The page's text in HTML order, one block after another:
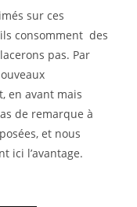
sur ces
consommentdes
pas. Par
en avant mais
de remarque à
et nous
ici l’avantage.